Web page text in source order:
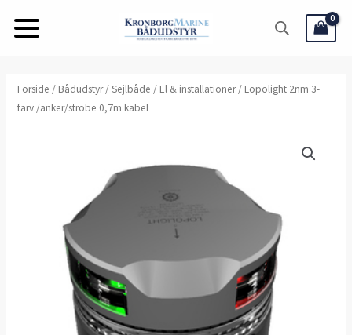
Forside / Bådudstyr/Sejlbåde / El & installationer/ Lopolight 2nm 3-
farv./anker/strobe 0,7m kabel